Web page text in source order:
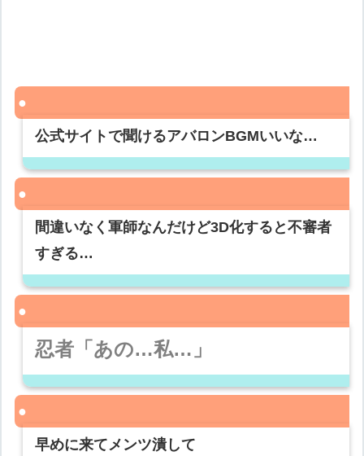
公式サイトで聞けるアバロンBGMいいな…
間違いなく軍師なんだけど3D化すると不審者
すぎる…
忍者「あの…私…」
早めに来てメンツ潰して